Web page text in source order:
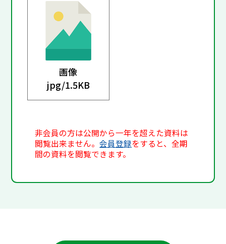
画像
jpg/1.5KB
非会員の方は公開から一年を超えた資料は
閲覧出来ません。会員登録をすると、全期
間の資料を閲覧できます。